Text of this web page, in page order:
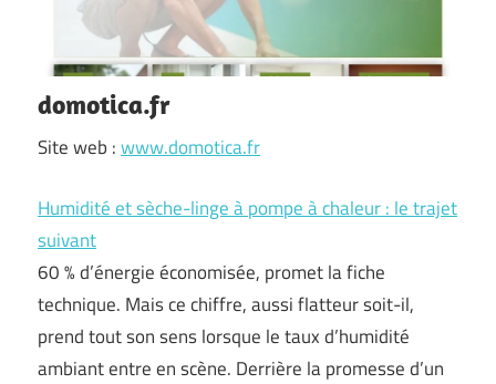
domotica.fr
Site web :www.domotica.fr
Humidité et sèche-linge à pompe à chaleur : le trajet
suivant
60 % d’énergie économisée, promet la fiche
technique. Mais ce chiffre, aussi flatteur soit-il,
prend tout son sens lorsque le taux d’humidité
ambiant entre en scène. Derrière la promesse d’un